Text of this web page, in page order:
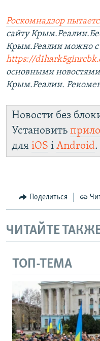
Роскомнадзор
сайту
Крым.Реалии можно
https://
основными
Крым.Реалии.
Новости без
Установить
для iOS і Android.
Поделиться
ЧИТАЙТЕ
ТОП-ТЕМА